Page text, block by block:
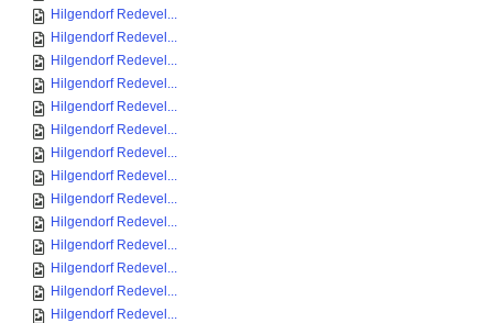
Hilgendorf Redevel...
Hilgendorf Redevel...
Hilgendorf Redevel...
Hilgendorf Redevel...
Hilgendorf Redevel...
Hilgendorf Redevel...
Hilgendorf Redevel...
Hilgendorf Redevel...
Hilgendorf Redevel...
Hilgendorf Redevel...
Hilgendorf Redevel...
Hilgendorf Redevel...
Hilgendorf Redevel...
Hilgendorf Redevel...